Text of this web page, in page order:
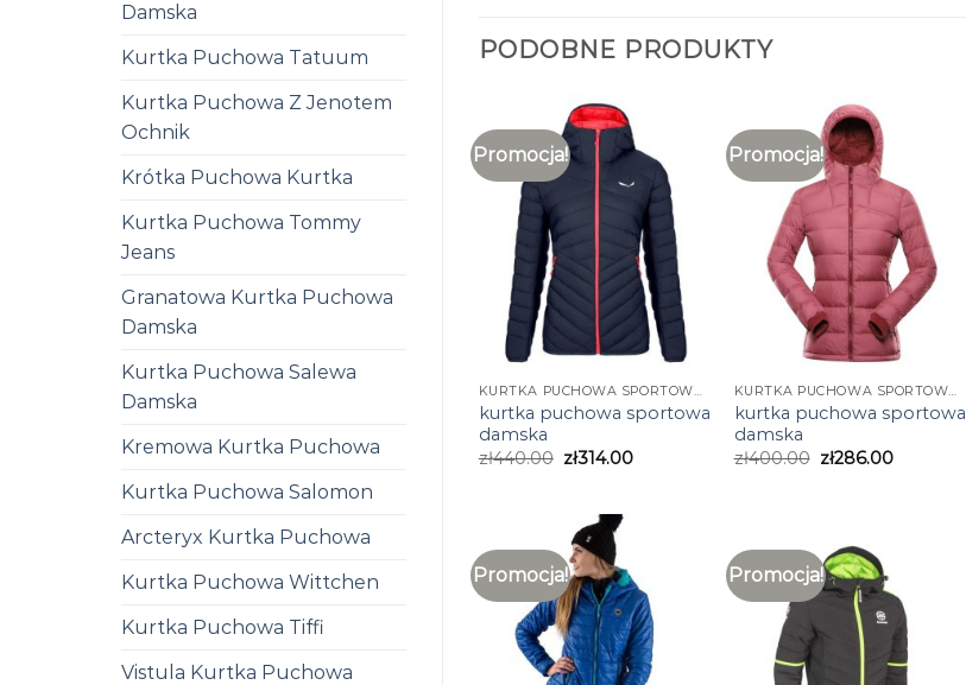
Damska
Kurtka Puchowa Tatuum
Kurtka Puchowa Z Jenotem
Ochnik
Krótka Puchowa Kurtka
Kurtka Puchowa Tommy
Jeans
Granatowa Kurtka Puchowa
Damska
Kurtka Puchowa Salewa
Damska
Kremowa Kurtka Puchowa
Kurtka Puchowa Salomon
Arcteryx Kurtka Puchowa
Kurtka Puchowa Wittchen
Kurtka Puchowa Tiffi
Vistula Kurtka Puchowa
PODOBNE PRODUKTY
Promocja!
KURTKA PUCHOWA SPORTOWA DAMSKA
kurtka puchowa sportowa
damska
zł440.00 zł314.00
Promocja!
KURTKA PUCHOWA SPORTOWA DAMSKA
kurtka puchowa sportowa
damska
zł400.00 zł286.00
Promocja! Promocja!